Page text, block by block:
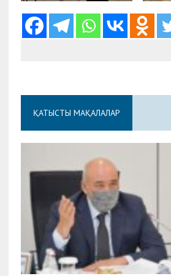
ҚАТЫСТЫ МАҚАЛАЛАР